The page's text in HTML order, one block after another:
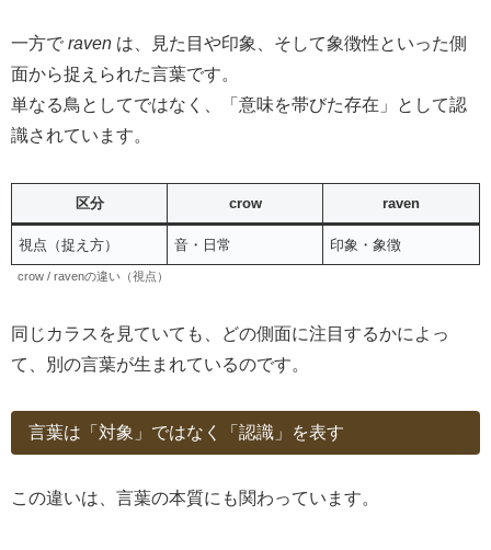
一方で raven は、見た目や印象、そして象徴性といった側
面から捉えられた言葉です。
単なる鳥としてではなく、「意味を帯びた存在」として認
識されています。
区分 crow raven
視点（捉え方） 音・日常 印象・象徴
crow / ravenの違い（視点）
同じカラスを見ていても、どの側面に注目するかによっ
て、別の言葉が生まれているのです。
言葉は「対象」ではなく「認識」を表す
この違いは、言葉の本質にも関わっています。